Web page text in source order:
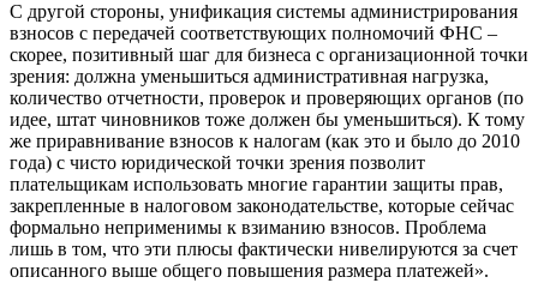
С другой стороны, унификация системы администрирования
взносов с передачей соответствующих полномочий ФНС –
скорее, позитивный шаг для бизнеса с организационной точки
зрения: должна уменьшиться административная нагрузка,
количество отчетности, проверок и проверяющих органов (по
идее, штат чиновников тоже должен бы уменьшиться). К тому
же приравнивание взносов к налогам (как это и было до 2010
года) с чисто юридической точки зрения позволит
плательщикам использовать многие гарантии защиты прав,
закрепленные в налоговом законодательстве, которые сейчас
формально неприменимы к взиманию взносов. Проблема
лишь в том, что эти плюсы фактически нивелируются за счет
описанного выше общего повышения размера платежей».